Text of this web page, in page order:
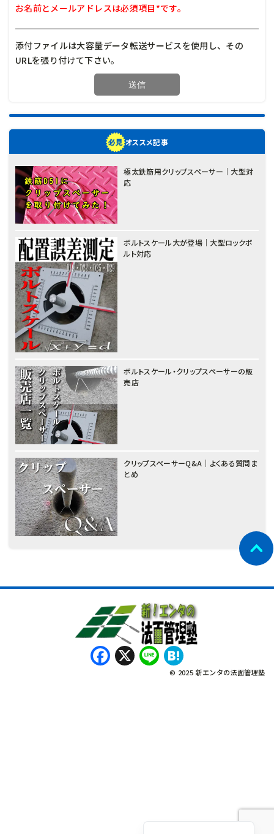
お名前とメールアドレスは必須項目*です。
添付ファイルは大容量データ転送サービスを使用し、その
URLを張り付けて下さい。
オススメ記事
極太鉄筋用クリップスペーサー｜大型対
応
ボルトスケール大が登場｜大型ロックボ
ルト対応
ボルトスケール・クリップスペーサーの販
売店
クリップスペーサーQ&A｜よくある質問ま
とめ
Facebook
X Line
© 2025 新エンタの法面管理塾